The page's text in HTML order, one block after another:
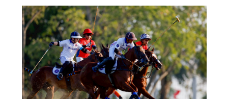
ครั้งที่ 6 ระหว่างวันที่ 22-30 เมษายน 2569 ที่เมืองซานย่า
สาธารณรัฐประชาชนจีน โดยกรีฑาชายหาด วางเป้าคว้า 3
เหรียญทอง เช่นเดียวกับ เรือใบ หวัง 3 เหรียญทองเช่นกัน ส่วน
เรือมังกร ลุ้น 2 เหรียญทอง